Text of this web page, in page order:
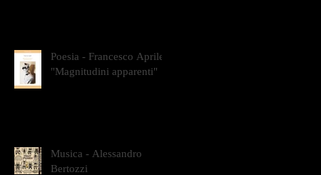
Poesia - Francesco Aprile -
"Magnitudini apparenti"
Musica - Alessandro
Bertozzi